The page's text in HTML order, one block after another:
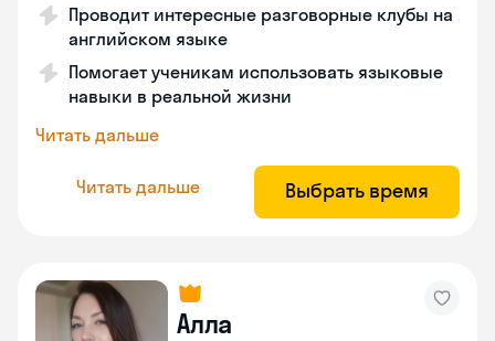
Проводит интересные разговорные клубы на
английском языке
Помогает ученикам использовать языковые
навыки в реальной жизни
Читать дальше
Читать дальше Выбрать время
Алла